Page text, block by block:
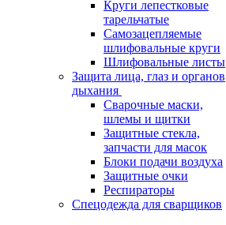
Круги лепестковые
тарельчатые
Самозацепляемые
шлифовальные круги
Шлифовальные листы
Защита лица, глаз и органов
дыхания
Сварочные маски,
шлемы и щитки
Защитные стекла,
запчасти для масок
Блоки подачи воздуха
Защитные очки
Респираторы
Спецодежда для сварщиков